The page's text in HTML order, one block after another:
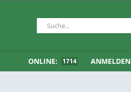
ONLINE: 1714 ANMELDEN